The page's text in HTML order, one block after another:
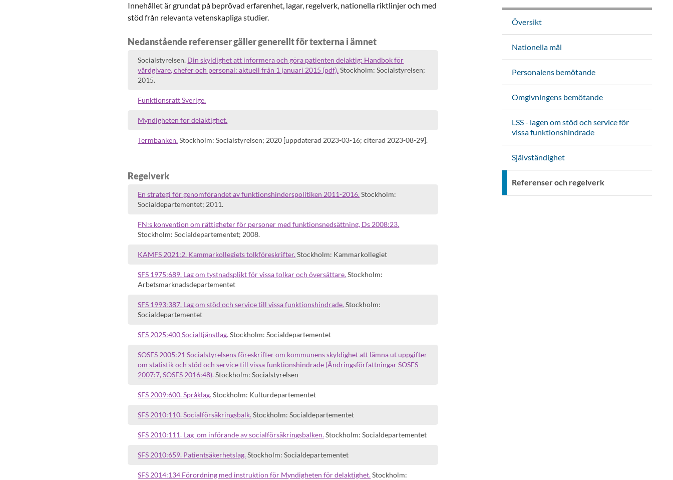
Innehållet är grundat på beprövad erfarenhet, lagar, regelverk, nationella riktlinjer och med
stöd från relevanta vetenskapliga studier.
Nedanstående referenser gäller generellt för texterna i ämnet
Socialstyrelsen. Din skyldighet att informera och göra patienten delaktig: Handbok för
vårdgivare, chefer och personal: aktuell från 1 januari 2015 (pdf).Stockholm: Socialstyrelsen;
2015.
Funktionsrätt Sverige.
Myndigheten för delaktighet.
Termbanken.Stockholm: Socialstyrelsen; 2020 [uppdaterad 2023-03-16; citerad 2023-08-29].
Regelverk
En strategi för genomförandet av funktionshinderspolitiken 2011-2016.Stockholm:
Socialdepartementet; 2011.
FN:s konvention om rättigheter för personer med funktionsnedsättning, Ds 2008:23.
Stockholm: Socialdepartementet; 2008.
KAMFS 2021:2. Kammarkollegiets tolkföreskrifter.Stockholm: Kammarkollegiet
SFS 1975:689. Lag om tystnadsplikt för vissa tolkar och översättare.Stockholm:
Arbetsmarknadsdepartementet
SFS 1993:387. Lag om stöd och service till vissa funktionshindrade.Stockholm:
Socialdepartementet
SFS 2025:400 Socialtjänstlag.Stockholm: Socialdepartementet
SOSFS 2005:21 Socialstyrelsens föreskrifter om kommunens skyldighet att lämna ut uppgifter
om statistik och stöd och service till vissa funktionshindrade (Ändringsförfattningar SOSFS
2007:7, SOSFS 2016:48).Stockholm: Socialstyrelsen
SFS 2009:600. Språklag.Stockholm: Kulturdepartementet
SFS 2010:110. Socialförsäkringsbalk.Stockholm: Socialdepartementet
SFS 2010:111. Lag om införande av socialförsäkringsbalken.Stockholm: Socialdepartementet
SFS 2010:659. Patientsäkerhetslag.Stockholm: Socialdepartementet
SFS 2014:134 Förordning med instruktion för Myndigheten för delaktighet.Stockholm:
Översikt
Nationella mål
Personalens bemötande
Omgivningens bemötande
LSS - lagen om stöd och service för
vissa funktionshindrade
Självständighet
Referenser och regelverk